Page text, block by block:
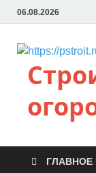
06.08.2026